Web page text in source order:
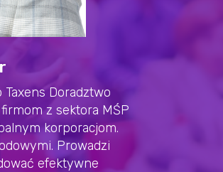
Doradztwo
z sektora MŚP
korporacjom.
Prowadzi
efektywne